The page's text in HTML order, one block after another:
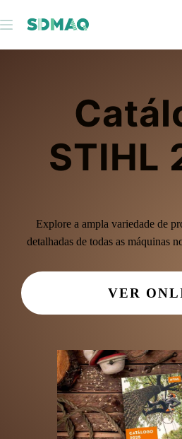
STIHL
Explore a ampla variedade de
detalhadas de todas as máquinas
VER